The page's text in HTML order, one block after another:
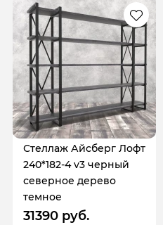
Стеллаж Айсберг Лофт
240*182-4 v3 черный
северное дерево
темное
31390 руб.